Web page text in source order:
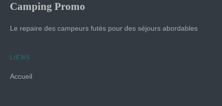
Camping Promo
Le repaire des campeurs futés pour des séjours abordables
LIENS
Accueil